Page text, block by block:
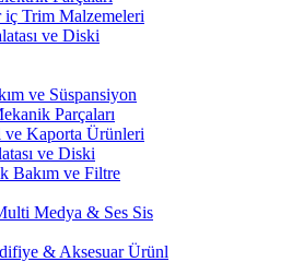
iç Trim Malzemeleri
ve Diski
ve Süspansiyon
Parçaları
ve Kaporta Ürünleri
ve Diski
Bakım ve Filtre
Medya & Ses Sis
& Aksesuar Ürünl